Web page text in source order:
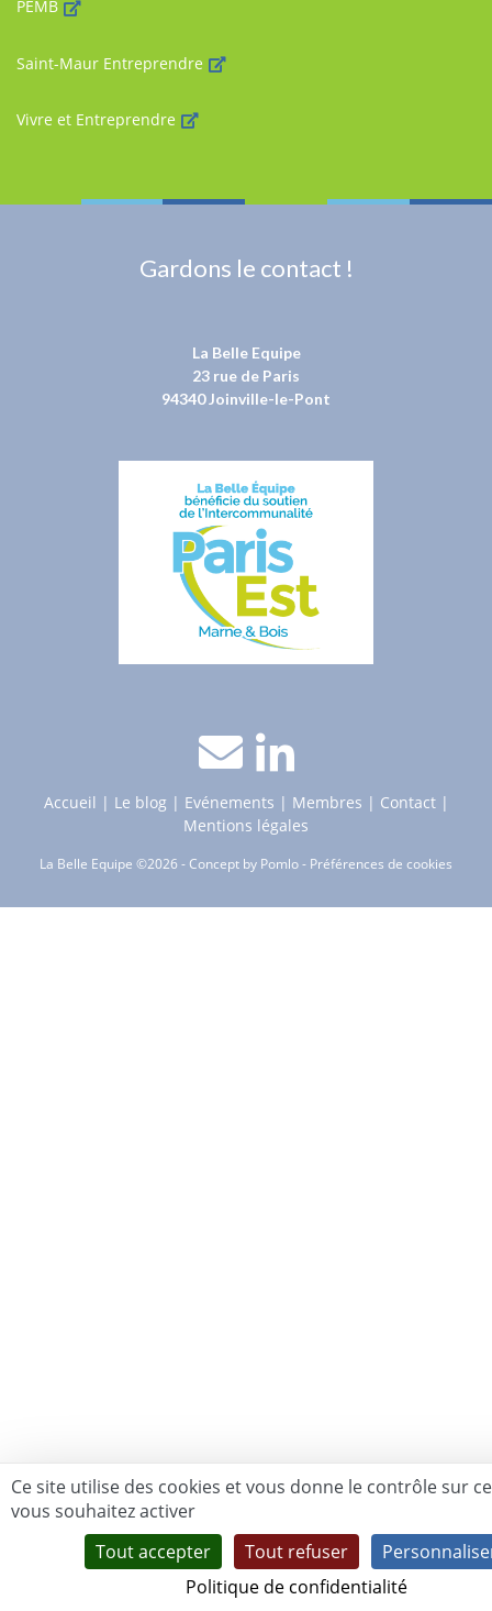
PEMB
Saint-Maur Entreprendre
Vivre et Entreprendre
Gardons le contact !
La Belle Equipe
23 rue de Paris
94340 Joinville-le-Pont
Accueil Le blog Evénements Membres
Contact
Mentions légales
La Belle Equipe ©2026 - Concept by Pomlo- Préférences de cookies
Ce site utilise des cookies et vous donne le contrôle sur
vous souhaitez activer
Tout accepter
Tout refuser
Politique de confidentialité